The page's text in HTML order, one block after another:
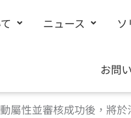
ニュース
お問
屬性並審核成功後，將